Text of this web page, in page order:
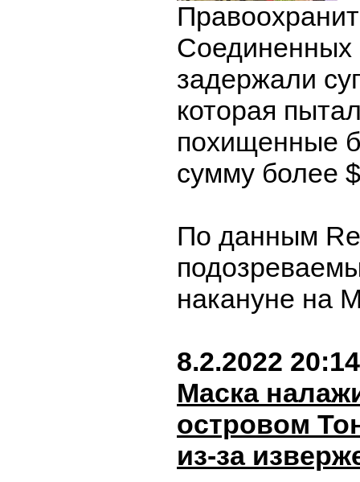
Соединенных
задержали
которая
похищенные
сумму более
По данным
накануне на
8.2.2022 20:14
Маска
островом
из-за